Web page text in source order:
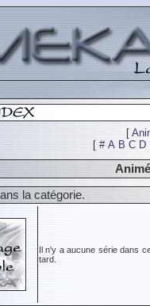
[
[ # A B C D
la catégorie.
Il n'y a aucune série dans
tard.